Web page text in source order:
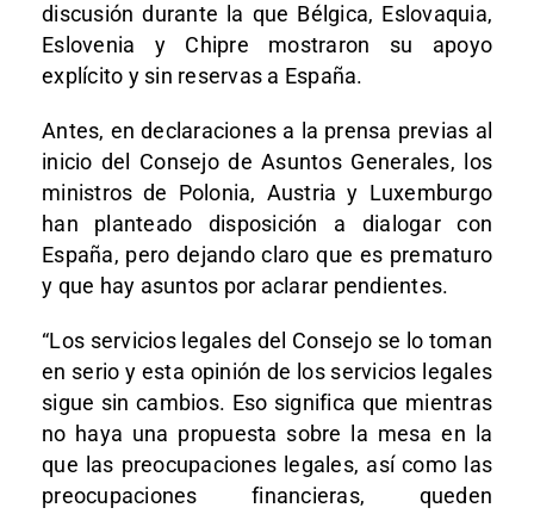
discusión durante la que Bélgica, Eslovaquia,
Eslovenia y Chipre mostraron su apoyo
explícito y sin reservas a España.
Antes, en declaraciones a la prensa previas al
inicio del Consejo de Asuntos Generales, los
ministros de Polonia, Austria y Luxemburgo
han planteado disposición a dialogar con
España, pero dejando claro que es prematuro
y que hay asuntos por aclarar pendientes.
“Los servicios legales del Consejo se lo toman
en serio y esta opinión de los servicios legales
sigue sin cambios. Eso significa que mientras
no haya una propuesta sobre la mesa en la
que las preocupaciones legales, así como las
preocupaciones financieras, queden